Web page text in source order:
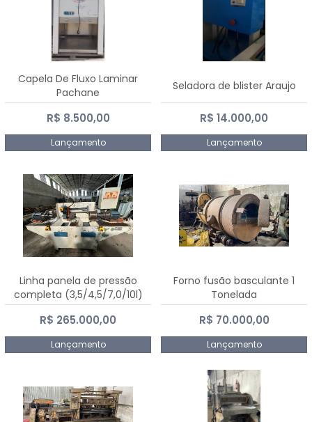
Capela De Fluxo Laminar
Pachane
R$ 8.500,00
Lançamento
Seladora de blister Araujo
R$ 14.000,00
Lançamento
Linha panela de pressão
completa (3,5/4,5/7,0/10l)
R$ 265.000,00
Lançamento
Forno fusão basculante 1
Tonelada
R$ 70.000,00
Lançamento